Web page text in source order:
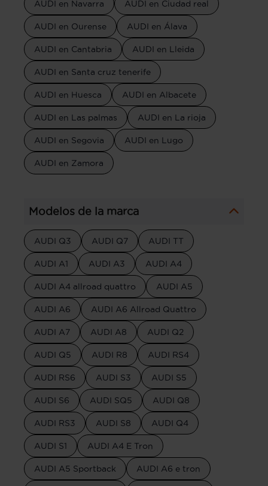
AUDI en Navarra AUDI en Ciudad real
AUDI en Ourense AUDI en Álava
AUDI en Cantabria AUDI en Lleida
AUDI en Santa cruz tenerife
AUDI en Huesca AUDI en Albacete
AUDI en Las palmas AUDI en La rioja
AUDI en Segovia AUDI en Lugo
AUDI en Zamora
Modelos de la marca
AUDI Q3 AUDI Q7 AUDI TT
AUDI A1 AUDI A3 AUDI A4
AUDI A4 allroad quattro AUDI A5
AUDI A6 AUDI A6 Allroad Quattro
AUDI A7 AUDI A8 AUDI Q2
AUDI Q5 AUDI R8 AUDI RS4
AUDI RS6 AUDI S3 AUDI S5
AUDI S6 AUDI SQ5 AUDI Q8
AUDI RS3 AUDI S8 AUDI Q4
AUDI S1 AUDI A4 E Tron
AUDI A5 Sportback AUDI A6 e tron